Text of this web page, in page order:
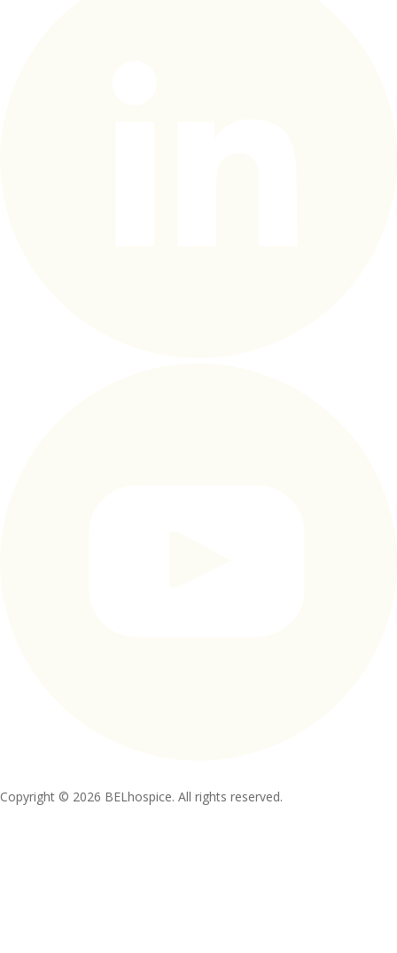
Copyright © 2026 BELhospice. All rights reserved.